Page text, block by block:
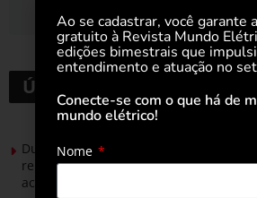
Últimas notícias
Durante esforço concentrado do
renováveis apresenta no Senado
acelerar transição energética
Ao se cadastrar, você garante
gratuito à Revista Mundo
edições bimestrais que
entendimento e atuação no
Conecte-se com o que há de
mundo elétrico!
Nome